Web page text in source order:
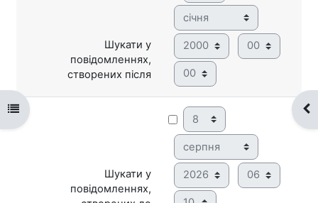
Відкритий покажчик курсу
Шукати у
повідомленнях,
створених після
Місяць
Рік Година
Хвилина
Шукати у
повідомленнях,
День
Місяць
Рік Година
Хвилина